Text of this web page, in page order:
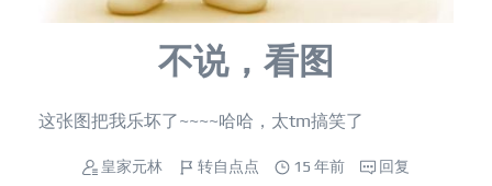
不说，看图
这张图把我乐坏了~~~~哈哈，太tm搞笑了
皇家元林 转自点点 15 年前 回复